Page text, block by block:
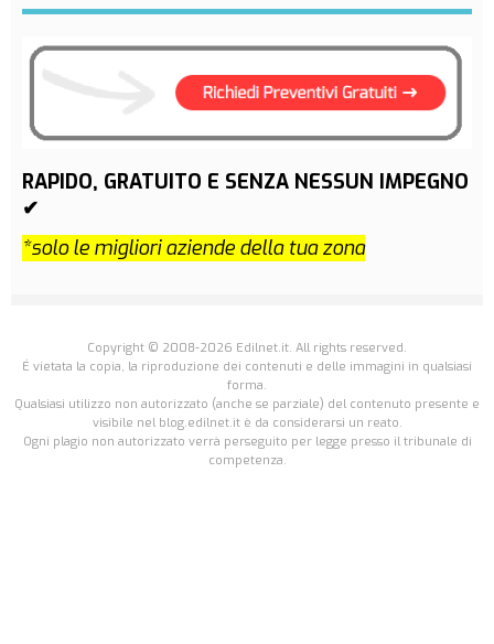
RAPIDO, GRATUITO E SENZA NESSUN IMPEGNO
✔
*solo le migliori aziende della tua zona
Copyright © 2008-2026 Edilnet.it. All rights reserved.
É vietata la copia, la riproduzione dei contenuti e delle immagini in qualsiasi
forma.
Qualsiasi utilizzo non autorizzato (anche se parziale) del contenuto presente e
visibile nel blog.edilnet.it è da considerarsi un reato.
Ogni plagio non autorizzato verrà perseguito per legge presso il tribunale di
competenza.